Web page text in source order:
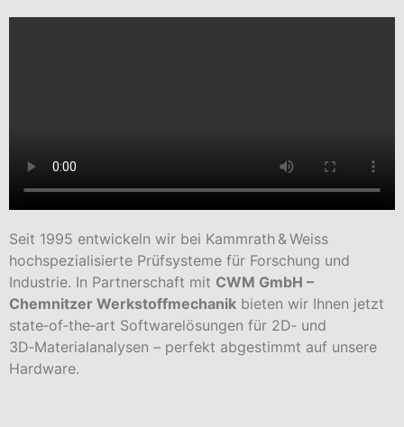
Seit 1995 entwickeln wir bei Kammrath & Weiss
hochspezialisierte Prüf­systeme für Forschung und
Industrie. In Partnerschaft mit CWM GmbH –
Chemnitzer Werkstoffmechanik bieten wir Ihnen jetzt
state‑of‑the‑art Softwarelösungen für 2D‑ und
3D‑Materialanalysen – perfekt abgestimmt auf unsere
Hardware.